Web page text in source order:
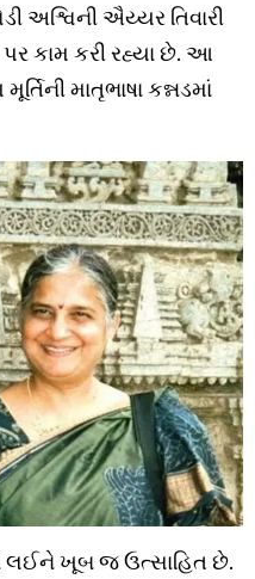
અશ્વિની ઐય્યર તિવારી
કામ કરી રહ્યા છે. આ
માતૃભાષા કન્નડમાં
લઈને ખૂબ જ ઉત્સાહિત છે.